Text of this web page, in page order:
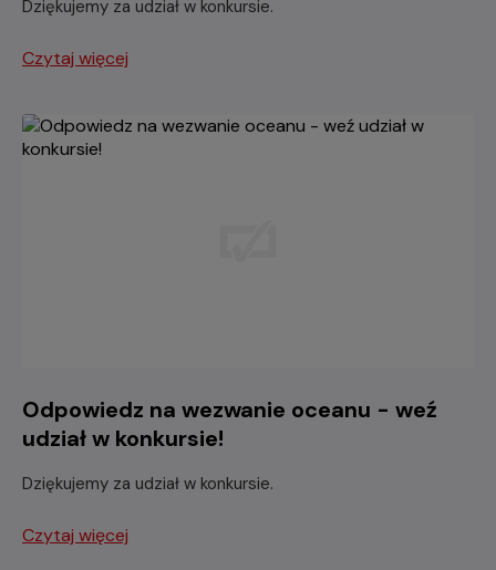
Dziękujemy za udział w konkursie.
Czytaj więcej
Odpowiedz na wezwanie oceanu - weź
udział w konkursie!
Dziękujemy za udział w konkursie.
Czytaj więcej